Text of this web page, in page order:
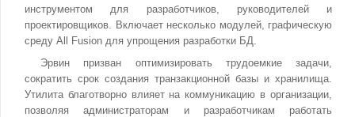
инструментом для разработчиков, руководителей и
проектировщиков. Включает несколько модулей, графическую
среду All Fusion для упрощения разработки БД.
Эрвин призван оптимизировать трудоемкие задачи,
сократить срок создания транзакционной базы и хранилища.
Утилита благотворно влияет на коммуникацию в организации,
позволяя администраторам и разработчикам работать